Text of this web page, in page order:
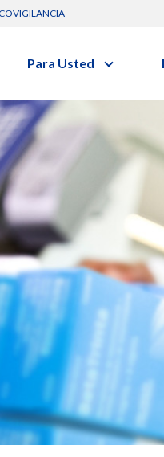
Para Usted
Diccionario de Salud
Trabaje
Dónde
Sala de